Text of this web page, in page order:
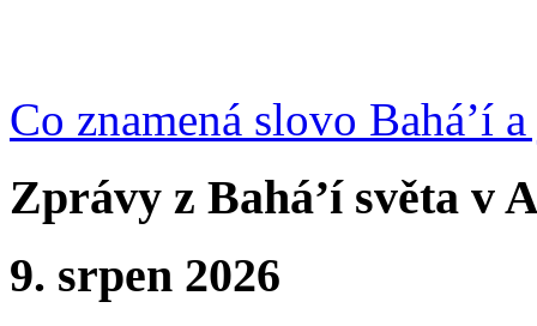
Co znamená slovo Bahá’í
Zprávy z Bahá’í světa v
9. srpen 2026